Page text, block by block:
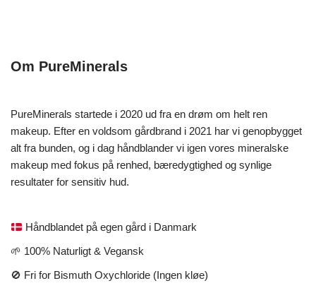
Om PureMinerals
PureMinerals startede i 2020 ud fra en drøm om helt ren
makeup. Efter en voldsom gårdbrand i 2021 har vi genopbygget
alt fra bunden, og i dag håndblander vi igen vores mineralske
makeup med fokus på renhed, bæredygtighed og synlige
resultater for sensitiv hud.
Håndblandet på egen gård i Danmark
🌱 100% Naturligt & Vegansk
🚫 Fri for Bismuth Oxychloride (Ingen kløe)